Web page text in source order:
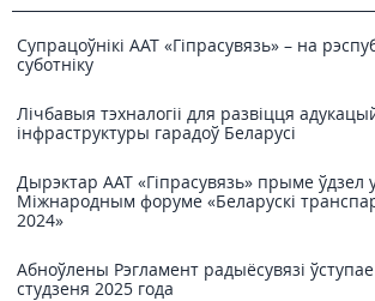
Супрацоўнікі ААТ «Гіпрасувязь» – на
суботніку
Лічбавыя тэхналогіі для развіцця
інфраструктуры гарадоў Беларусі
Дырэктар ААТ «Гіпрасувязь» прыме ўдзел
Міжнародным форуме «Беларускі
2024»
Абноўлены Рэгламент радыёсувязі ўступае
студзеня 2025 года